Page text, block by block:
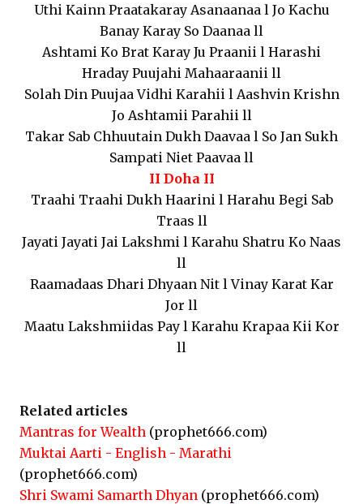
Uthi Kainn Praatakaray Asanaanaa l Jo Kachu
Banay Karay So Daanaa ll
Ashtami Ko Brat Karay Ju Praanii l Harashi
Hraday Puujahi Mahaaraanii ll
Solah Din Puujaa Vidhi Karahii l Aashvin Krishn
Jo Ashtamii Parahii ll
Takar Sab Chhuutain Dukh Daavaa l So Jan Sukh
Sampati Niet Paavaa ll
II Doha II
Traahi Traahi Dukh Haarini l Harahu Begi Sab
Traas ll
Jayati Jayati Jai Lakshmi l Karahu Shatru Ko Naas
ll
Raamadaas Dhari Dhyaan Nit l Vinay Karat Kar
Jor ll
Maatu Lakshmiidas Pay l Karahu Krapaa Kii Kor
ll
Related articles
Mantras for Wealth (prophet666.com)
Muktai Aarti - English - Marathi
(prophet666.com)
Shri Swami Samarth Dhyan (prophet666.com)